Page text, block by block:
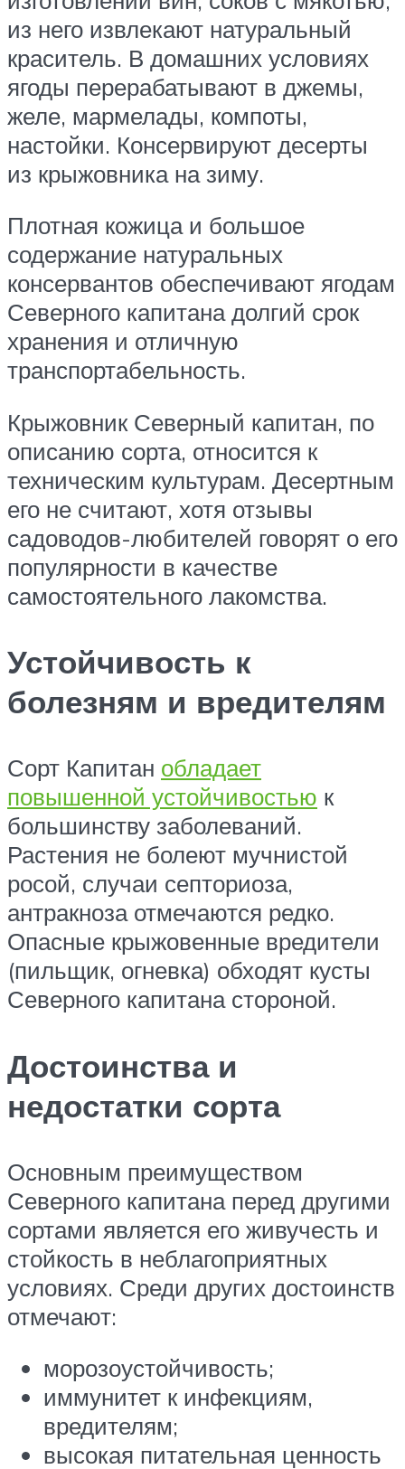
из него извлекают натуральный
краситель. В домашних условиях
ягоды перерабатывают в джемы,
желе, мармелады, компоты,
настойки. Консервируют десерты
из крыжовника на зиму.
Плотная кожица и большое
содержание натуральных
консервантов обеспечивают ягодам
Северного капитана долгий срок
хранения и отличную
транспортабельность.
Крыжовник Северный капитан, по
описанию сорта, относится к
техническим культурам. Десертным
его не считают, хотя отзывы
садоводов-любителей говорят о его
популярности в качестве
самостоятельного лакомства.
Устойчивость к
болезням и вредителям
Сорт Капитан обладает
повышенной устойчивостью к
большинству заболеваний.
Растения не болеют мучнистой
росой, случаи септориоза,
антракноза отмечаются редко.
Опасные крыжовенные вредители
(пильщик, огневка) обходят кусты
Северного капитана стороной.
Достоинства и
недостатки сорта
Основным преимуществом
Северного капитана перед другими
сортами является его живучесть и
стойкость в неблагоприятных
условиях. Среди других достоинств
отмечают:
морозоустойчивость;
иммунитет к инфекциям,
вредителям;
высокая питательная ценность